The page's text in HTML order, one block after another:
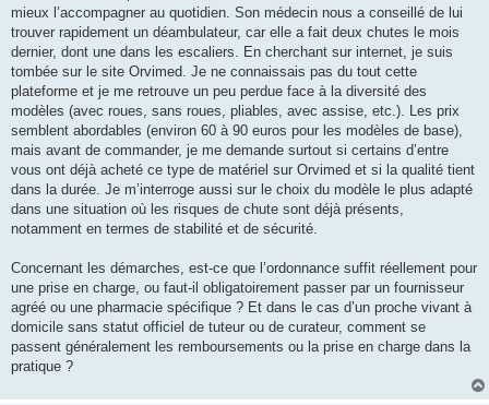
u
mieux l’accompagner au quotidien. Son médecin nous a conseillé de lui
trouver rapidement un déambulateur, car elle a fait deux chutes le mois
dernier, dont une dans les escaliers. En cherchant sur internet, je suis
tombée sur le site Orvimed. Je ne connaissais pas du tout cette
plateforme et je me retrouve un peu perdue face à la diversité des
modèles (avec roues, sans roues, pliables, avec assise, etc.). Les prix
semblent abordables (environ 60 à 90 euros pour les modèles de base),
mais avant de commander, je me demande surtout si certains d’entre
vous ont déjà acheté ce type de matériel sur Orvimed et si la qualité tient
dans la durée. Je m’interroge aussi sur le choix du modèle le plus adapté
dans une situation où les risques de chute sont déjà présents,
notamment en termes de stabilité et de sécurité.
Concernant les démarches, est-ce que l’ordonnance suffit réellement pour
une prise en charge, ou faut-il obligatoirement passer par un fournisseur
agréé ou une pharmacie spécifique ? Et dans le cas d’un proche vivant à
domicile sans statut officiel de tuteur ou de curateur, comment se
passent généralement les remboursements ou la prise en charge dans la
pratique ?